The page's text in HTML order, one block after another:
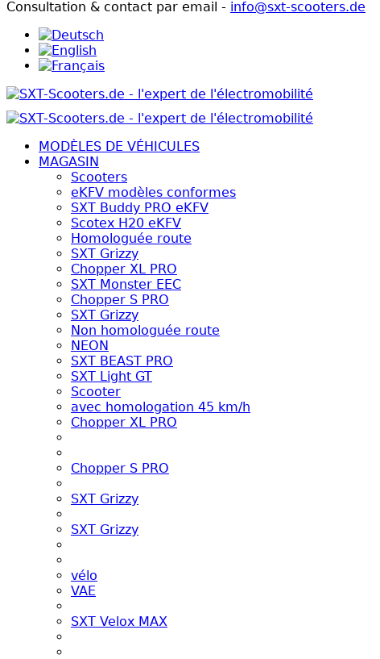
Consultation & contact par email - info@sxt-scooters.de
MODÈLES DE VÉHICULES
MAGASIN
Scooters
eKFV modèles conformes
SXT Buddy PRO eKFV
Scotex H20 eKFV
Homologuée route
SXT Grizzy
Chopper XL PRO
SXT Monster EEC
Chopper S PRO
SXT Grizzy
Non homologuée route
NEON
SXT BEAST PRO
SXT Light GT
Scooter
avec homologation 45 km/h
Chopper XL PRO
Chopper S PRO
SXT Grizzy
SXT Grizzy
vélo
VAE
SXT Velox MAX